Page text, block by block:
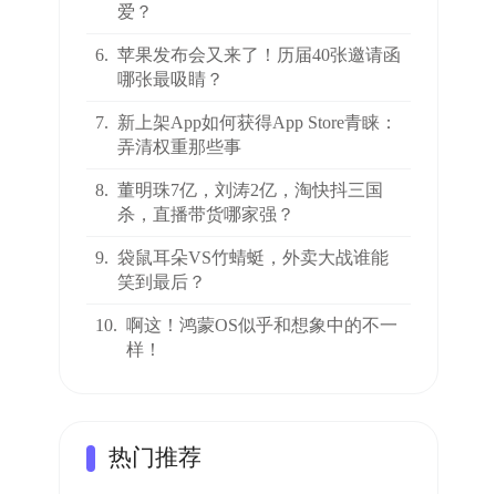
爱？
6. 苹果发布会又来了！历届40张邀请函
哪张最吸睛？
7. 新上架App如何获得App Store青睐：
弄清权重那些事
8. 董明珠7亿，刘涛2亿，淘快抖三国
杀，直播带货哪家强？
9. 袋鼠耳朵VS竹蜻蜓，外卖大战谁能
笑到最后？
10. 啊这！鸿蒙OS似乎和想象中的不一
样！
热门推荐